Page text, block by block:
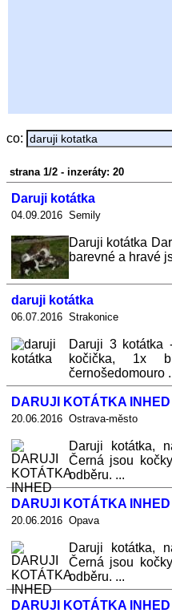
co:
strana 1/2 - inzeráty: 20
Daruji kotátka
04.09.2016 Semily
Daruji kotátka
barevné a hravé
daruji kotátka
06.07.2016 Strakonice
Daruji 3 kotátka
kočička, 1x
černošedomouro
DARUJI KOTÁTKA INHED
20.06.2016 Ostrava-město
Daruji kotátka,
Černá jsou
odběru. ...
DARUJI KOTÁTKA INHED
20.06.2016 Opava
Daruji kotátka,
Černá jsou
odběru. ...
DARUJI KOTÁTKA INHED